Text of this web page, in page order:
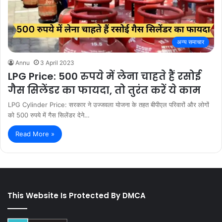
अन्य समाचार
Annu 3 April 2023
LPG Price: 500 रुपये में लेना चाहते हैं रसोई
गैस सिलेंडर का फायदा, तो तुरंत करें ये काम
LPG Cylinder Price: सरकार ने उज्जवला योजना के तहत बीपीएल परिवारों और लोगों
को 500 रुपये में गैस सिलेंडर देने…
Read More »
This Website Is Protected By DMCA